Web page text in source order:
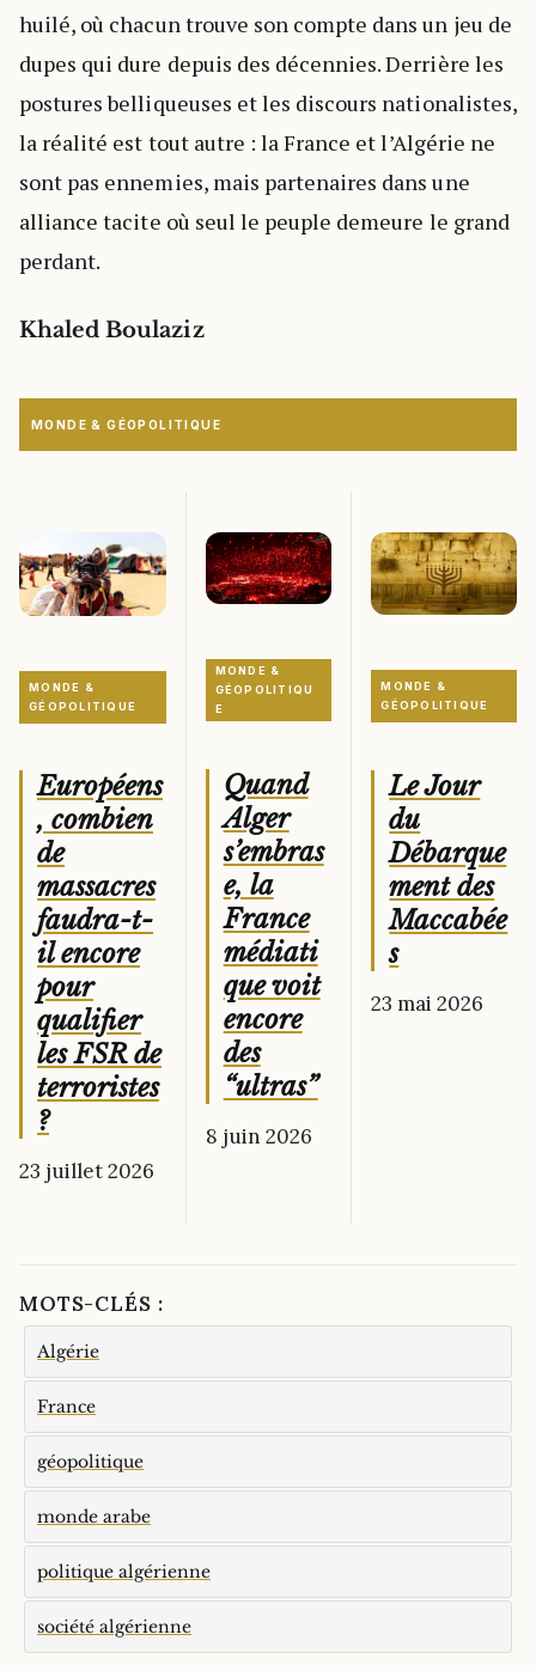
huilé, où chacun trouve son compte dans un jeu de
dupes qui dure depuis des décennies. Derrière les
postures belliqueuses et les discours nationalistes,
la réalité est tout autre : la France et l’Algérie ne
sont pas ennemies, mais partenaires dans une
alliance tacite où seul le peuple demeure le grand
perdant.
Khaled Boulaziz
MONDE & GÉOPOLITIQUE
MONDE &
GÉOPOLITIQUE
Européens
, combien
de
massacres
faudra-t-
il encore
pour
qualifier
les FSR de
terroristes
?
23 juillet 2026
MONDE &
GÉOPOLITIQU
E
Quand
Alger
s’embras
e, la
France
médiati
que voit
encore
des
“ultras”
8 juin 2026
MONDE &
GÉOPOLITIQUE
Le Jour
du
Débarque
ment des
Maccabée
s
23 mai 2026
MOTS-CLÉS :
Algérie
France
géopolitique
monde arabe
politique algérienne
société algérienne